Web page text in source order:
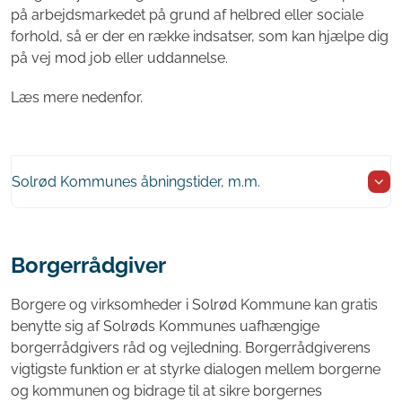
på arbejdsmarkedet på grund af helbred eller sociale
forhold, så er der en række indsatser, som kan hjælpe dig
på vej mod job eller uddannelse.
Læs mere nedenfor.
Solrød Kommunes åbningstider, m.m.
Borgerrådgiver
Borgere og virksomheder i Solrød Kommune kan gratis
benytte sig af Solrøds Kommunes uafhængige
borgerrådgivers råd og vejledning. Borgerrådgiverens
vigtigste funktion er at styrke dialogen mellem borgerne
og kommunen og bidrage til at sikre borgernes